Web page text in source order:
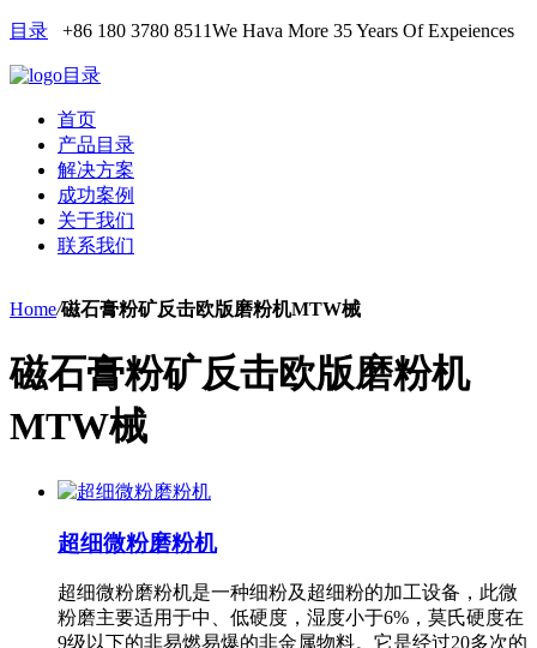
目录 +86 180 3780 8511We Hava More 35 Years Of Expeiences
目录
首页
产品目录
解决方案
成功案例
关于我们
联系我们
Home/磁石膏粉矿反击欧版磨粉机MTW械
磁石膏粉矿反击欧版磨粉机
MTW械
超细微粉磨粉机
超细微粉磨粉机是一种细粉及超细粉的加工设备，此微
粉磨主要适用于中、低硬度，湿度小于6%，莫氏硬度在
9级以下的非易燃易爆的非金属物料。它是经过20多次的